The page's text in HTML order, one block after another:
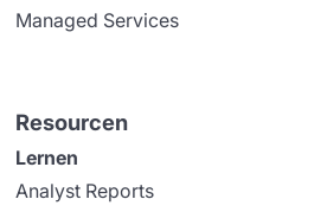
Managed Services
Resourcen
Lernen
Analyst Reports